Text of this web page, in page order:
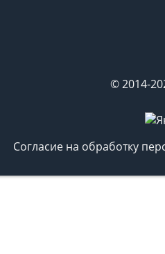
© 2014-
Согласие на обработку